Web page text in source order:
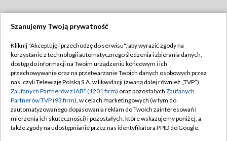
TVP
Abonament TVP
Emisja w TVP
Centrum informacji TVP
Naziemna Telewizja Cyfrowa
Regulamin TVP
Polityka prywatności
Moje zgody
Pomoc
Szanujemy Twoją prywatność
Kliknij "Akceptuję i przechodzę do serwisu", aby wyrazić zgody na
korzystanie z technologii automatycznego śledzenia i zbierania danych,
dostęp do informacji na Twoim urządzeniu końcowym i ich
przechowywanie oraz na przetwarzanie Twoich danych osobowych przez
nas, czyli Telewizję Polską S.A. w likwidacji (zwaną dalej również „TVP”),
Zaufanych Partnerów z IAB* (1201 firm) oraz pozostałych Zaufanych
Partnerów TVP (93 firm), w celach marketingowych (w tym do
zautomatyzowanego dopasowania reklam do Twoich zainteresowań i
mierzenia ich skuteczności) i pozostałych, które wskazujemy poniżej, a
także zgody na udostępnianie przez nas identyfikatora PPID do Google.